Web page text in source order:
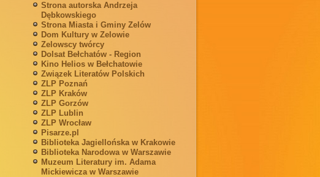
Strona autorska Andrzeja
Dębkowskiego
Strona Miasta i Gminy Zelów
Dom Kultury w Zelowie
Zelowscy twórcy
Dolsat Bełchatów - Region
Kino Helios w Bełchatowie
Związek Literatów Polskich
ZLP Poznań
ZLP Kraków
ZLP Gorzów
ZLP Lublin
ZLP Wrocław
Pisarze.pl
Biblioteka Jagiellońska w Krakowie
Biblioteka Narodowa w Warszawie
Muzeum Literatury im. Adama
Mickiewicza w Warszawie